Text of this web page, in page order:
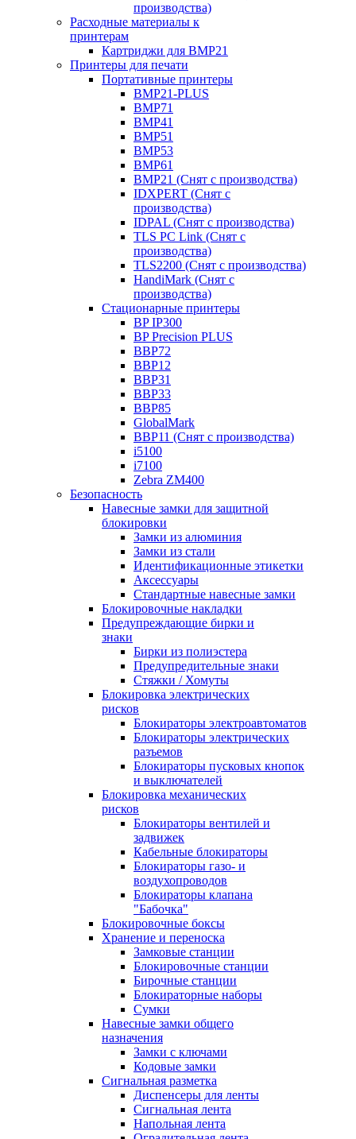
производства)
Расходные материалы к
принтерам
Картриджи для BMP21
Принтеры для печати
Портативные принтеры
BMP21-PLUS
BMP71
BMP41
BMP51
BMP53
BMP61
BMP21 (Снят с производства)
IDXPERT (Снят с
производства)
IDPAL (Снят с производства)
TLS PC Link (Снят с
производства)
TLS2200 (Снят с производства)
HandiMark (Снят с
производства)
Стационарные принтеры
BP IP300
BP Precision PLUS
BBP72
BBP12
BBP31
BBP33
BBP85
GlobalMark
BBP11 (Снят с производства)
i5100
i7100
Zebra ZM400
Безопасность
Навесные замки для защитной
блокировки
Замки из алюминия
Замки из стали
Идентификационные этикетки
Аксессуары
Стандартные навесные замки
Блокировочные накладки
Предупреждающие бирки и
знаки
Бирки из полиэстера
Предупредительные знаки
Стяжки / Хомуты
Блокировка электрических
рисков
Блокираторы электроавтоматов
Блокираторы электрических
разъемов
Блокираторы пусковых кнопок
и выключателей
Блокировка механических
рисков
Блокираторы вентилей и
задвижек
Кабельные блокираторы
Блокираторы газо- и
воздухопроводов
Блокираторы клапана
"Бабочка"
Блокировочные боксы
Хранение и переноска
Замковые станции
Блокировочные станции
Бирочные станции
Блокираторные наборы
Сумки
Навесные замки общего
назначения
Замки с ключами
Кодовые замки
Сигнальная разметка
Диспенсеры для ленты
Сигнальная лента
Напольная лента